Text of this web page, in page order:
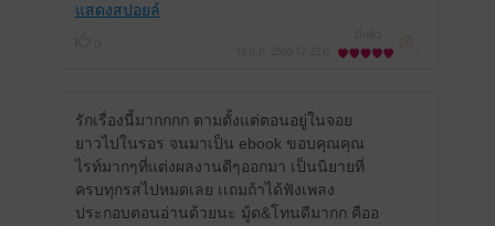
แสดงสปอยล์
รักเรื่องนี้มากกกก ตามตั้งแต่ตอนอยู่ในจอย
ยาวไปในรอร จนมาเป็น ebook ขอบคุณคุณ
ไรท์มากๆที่แต่งผลงานดีๆออกมา เป็นนิยายที่
ครบทุกรสไปหมดเลย เเถมถ้าได้ฟังเพลง
ประกอบตอนอ่านด้วยนะ มู้ด&โทนดีมากก คืออ